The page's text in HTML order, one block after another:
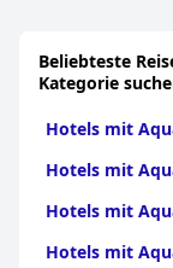
Beliebteste
Kategorie
Hotels mit
Hotels mit
Hotels mit
Hotels mit